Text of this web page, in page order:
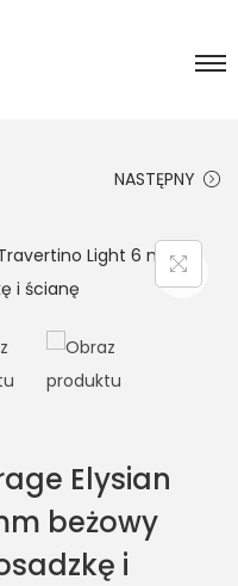
NASTĘPNY
Elysian
beżowy
i